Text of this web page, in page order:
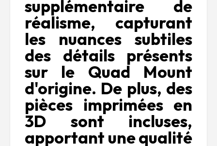
supplémentaire de
réalisme, capturant
les nuances subtiles
des détails présents
sur le Quad Mount
d'origine. De plus, des
pièces imprimées en
3D sont incluses,
apportant une qualité